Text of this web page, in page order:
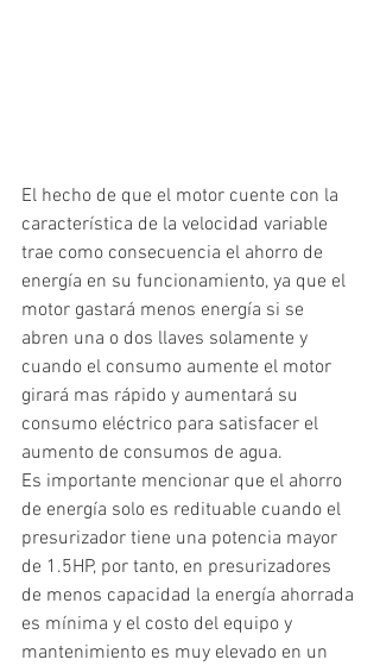
El hecho de que el motor cuente con la
característica de la velocidad variable
trae como consecuencia el ahorro de
energía en su funcionamiento, ya que el
motor gastará menos energía si se
abren una o dos llaves solamente y
cuando el consumo aumente el motor
girará mas rápido y aumentará su
consumo eléctrico para satisfacer el
aumento de consumos de agua.
Es importante mencionar que el ahorro
de energía solo es redituable cuando el
presurizador tiene una potencia mayor
de 1.5HP, por tanto, en presurizadores
de menos capacidad la energía ahorrada
es mínima y el costo del equipo y
mantenimiento es muy elevado en un